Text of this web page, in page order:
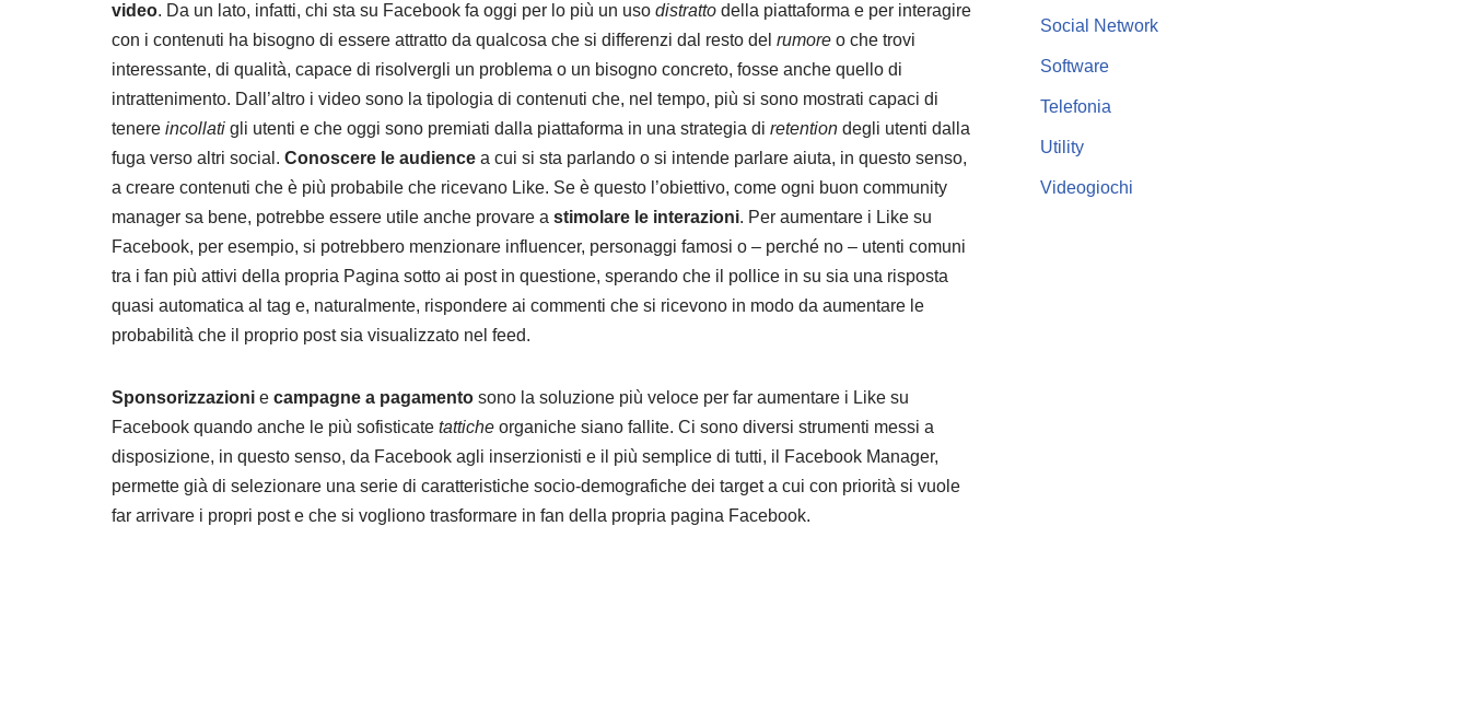
video. Da un lato, infatti, chi sta su Facebook fa oggi per lo più un uso distratto della piattaforma e per interagire
con i contenuti ha bisogno di essere attratto da qualcosa che si differenzi dal resto del rumore o che trovi
interessante, di qualità, capace di risolvergli un problema o un bisogno concreto, fosse anche quello di
intrattenimento. Dall’altro i video sono la tipologia di contenuti che, nel tempo, più si sono mostrati capaci di
tenere incollati gli utenti e che oggi sono premiati dalla piattaforma in una strategia di retention degli utenti dalla
fuga verso altri social. Conoscere le audience a cui si sta parlando o si intende parlare aiuta, in questo senso,
a creare contenuti che è più probabile che ricevano Like. Se è questo l’obiettivo, come ogni buon community
manager sa bene, potrebbe essere utile anche provare a stimolare le interazioni. Per aumentare i Like su
Facebook, per esempio, si potrebbero menzionare influencer, personaggi famosi o – perché no – utenti comuni
tra i fan più attivi della propria Pagina sotto ai post in questione, sperando che il pollice in su sia una risposta
quasi automatica al tag e, naturalmente, rispondere ai commenti che si ricevono in modo da aumentare le
probabilità che il proprio post sia visualizzato nel feed.
Sponsorizzazioni e campagne a pagamento sono la soluzione più veloce per far aumentare i Like su
Facebook quando anche le più sofisticate tattiche organiche siano fallite. Ci sono diversi strumenti messi a
disposizione, in questo senso, da Facebook agli inserzionisti e il più semplice di tutti, il Facebook Manager,
permette già di selezionare una serie di caratteristiche socio-demografiche dei target a cui con priorità si vuole
far arrivare i propri post e che si vogliono trasformare in fan della propria pagina Facebook.
Social Network
Software
Telefonia
Utility
Videogiochi